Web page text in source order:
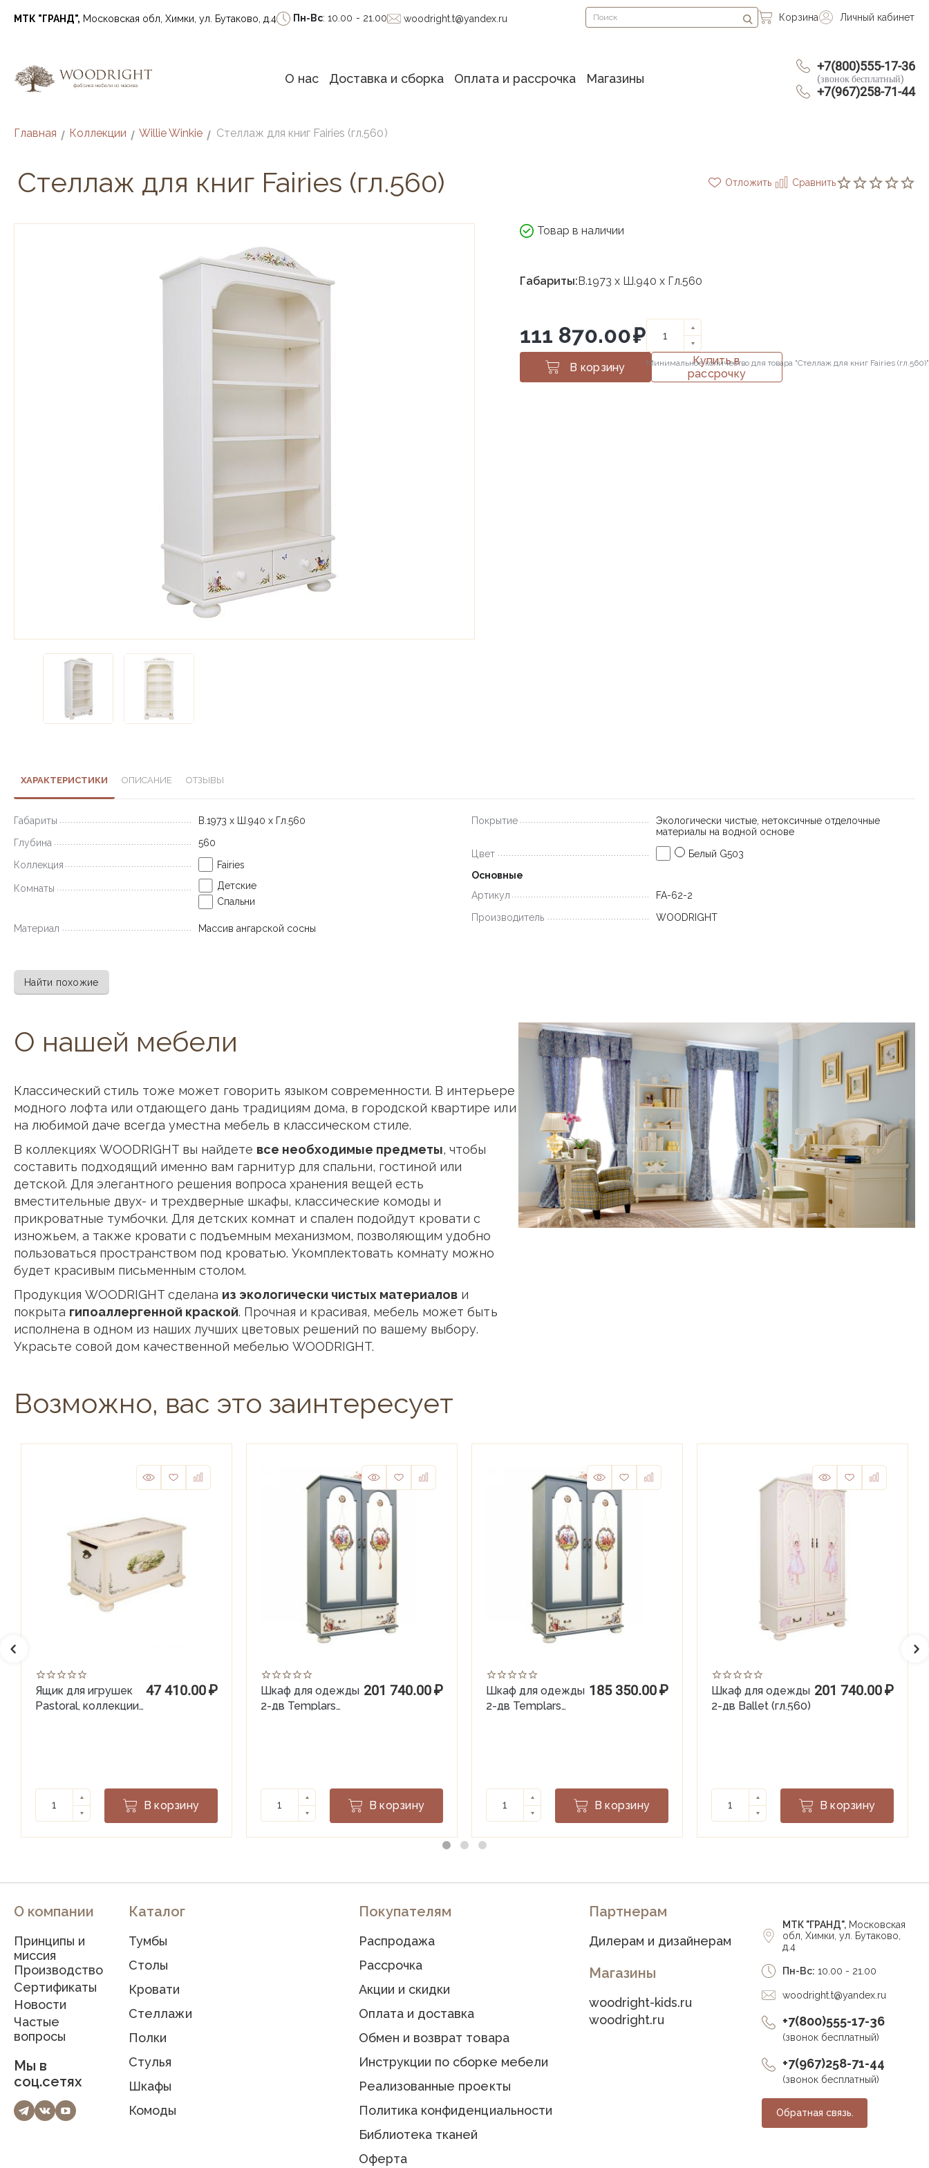
МТК "ГРАНД", Московская обл, Химки, ул. Бутаково, д.4 Пн-Вс: 10.00 - 21.00 woodright.t@yandex.ru Личный кабинет
Корзина
О нас Доставка и сборка Оплата и рассрочка Магазины
+7(800)555-17-36
(звонок бесплатный)
+7(967)258-71-44
Главная / Коллекции / Willie Winkie / Стеллаж для книг Fairies (гл.560)
Стеллаж для книг Fairies (гл.560) Отложить Сравнить
Товар в наличии
Габариты:В.1973 х Ш.940 х Гл.560
111 870.00₽
Минимальное количество для товара "Стеллаж для книг Fairies
В корзину
Купить в
рассрочку
ХАРАКТЕРИСТИКИ ОПИСАНИЕ ОТЗЫВЫ
Габариты
В.1973 х Ш.940 х Гл.560
Глубина
560
Коллекция
Fairies
Комнаты
Детские
Спальни
Материал Массив ангарской сосны
Покрытие
Экологически чистые, нетоксичные отделочные
материалы на водной основе
Цвет
Белый G503
Основные
Артикул
FA-62-2
Производитель
WOODRIGHT
Найти похожие
О нашей мебели
Классический стиль тоже может говорить языком современности. В интерьере
модного лофта или отдающего дань традициям дома, в городской квартире или
на любимой даче всегда уместна мебель в классическом стиле.
В коллекциях WOODRIGHT вы найдете все необходимые предметы, чтобы
составить подходящий именно вам гарнитур для спальни, гостиной или
детской. Для элегантного решения вопроса хранения вещей есть
вместительные двух- и трехдверные шкафы, классические комоды и
прикроватные тумбочки. Для детских комнат и спален подойдут кровати с
изножьем, а также кровати с подъемным механизмом, позволяющим удобно
пользоваться пространством под кроватью. Укомплектовать комнату можно
будет красивым письменным столом.
Продукция WOODRIGHT сделана из экологически чистых материалов и
покрыта гипоаллергенной краской. Прочная и красивая, мебель может быть
исполнена в одном из наших лучших цветовых решений по вашему выбору.
Украсьте совой дом качественной мебелью WOODRIGHT.
Возможно, вас это заинтересует
Ящик для игрушек
Pastoral, коллекции
47 410.00₽
В корзину
Шкаф для одежды
2-дв Templars
201 740.00₽
В корзину
Шкаф для одежды
2-дв Templars
185 350.00₽
В корзину
Шкаф для одежды
2-дв Ballet (гл.560)
201 740.00₽
В корзину
О компании
Принципы и
миссия
Производство
Сертификаты
Новости
Частые
вопросы
Мы в
соц.сетях
Каталог
Тумбы
Столы
Кровати
Стеллажи
Полки
Стулья
Шкафы
Комоды
Покупателям
Распродажа
Рассрочка
Акции и скидки
Оплата и доставка
Обмен и возврат товара
Инструкции по сборке мебели
Реализованные проекты
Политика конфиденциальности
Библиотека тканей
Оферта
Партнерам
Дилерам и дизайнерам
Магазины
woodright-kids.ru
woodright.ru
МТК "ГРАНД", Московская
обл, Химки, ул. Бутаково,
д.4
Пн-Вс: 10.00 - 21.00
woodright.t@yandex.ru
+7(800)555-17-36
(звонок бесплатный)
+7(967)258-71-44
(звонок бесплатный)
Обратная связь.